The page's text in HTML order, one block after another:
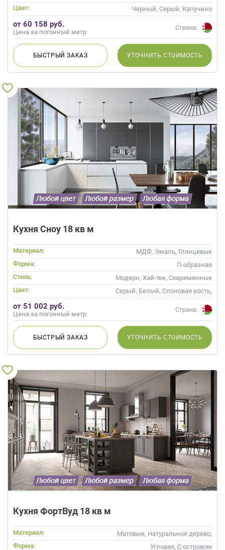
Неоклассика, Современные
Цвет: Черный, Серый, Капучино
от 60 158 руб.
Цена за погонный метр
Страна:
БЫСТРЫЙЗАКАЗ УТОЧНИТЬ СТОИМОСТЬ
Кухня Сноу 18 кв м
Материал:
МДФ, Эмаль, Глянцевые
Форма:
П-образная
Стиль:
Модерн, Хай-тек, Современные
Цвет:
Серый, Белый, Слоновая кость,
Кремовый
от 51 002 руб.
Цена за погонный метр
Страна:
БЫСТРЫЙЗАКАЗ УТОЧНИТЬ СТОИМОСТЬ
Кухня ФортВуд 18 кв м
Материал:
Матовые, Натуральное дерево,
Стекло, Массив
Форма: Угловая, С островом